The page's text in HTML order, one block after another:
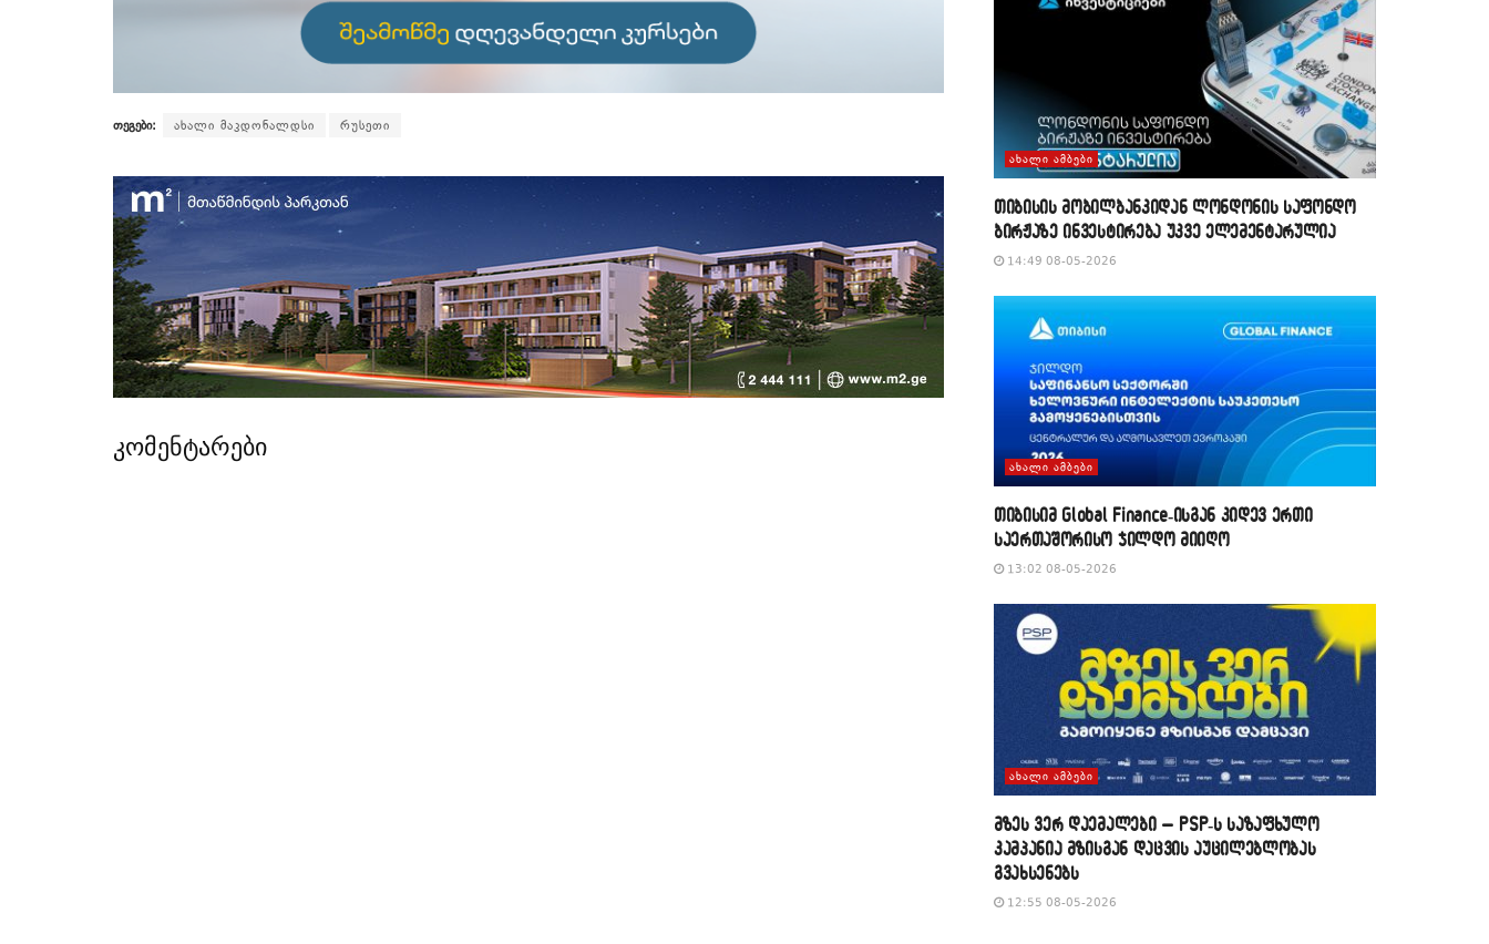
თეგები: ახალი მაკდონალდსი რუსეთი
კომენტარები
ᲐᲮᲐᲚᲘ ᲐᲛᲑᲔᲑᲘ
თიბისის მობილბანკიდან ლონდონის საფონდო
ბირჟაზე ინვესტირება უკვე ელემენტარულია
14:49 08-05-2026
ᲐᲮᲐᲚᲘ ᲐᲛᲑᲔᲑᲘ
თიბისიმ Global Finance-ისგან კიდევ ერთი
საერთაშორისო ჯილდო მიიღო
13:02 08-05-2026
ᲐᲮᲐᲚᲘ ᲐᲛᲑᲔᲑᲘ
მზეს ვერ დაემალები – PSP-ს საზაფხულო
კამპანია მზისგან დაცვის აუცილებლობას
გვახსენებს
12:55 08-05-2026